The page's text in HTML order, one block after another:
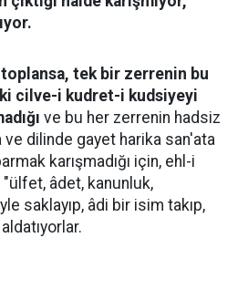
toplansa, tek bir zerrenin bu
cilve-i kudret-i kudsiyeyi
ve bu her zerrenin hadsiz
ve dilinde gayet harika san'ata
karışmadığı için, ehl-i
âdet, kanunluk,
saklayıp, âdi bir isim takıp,